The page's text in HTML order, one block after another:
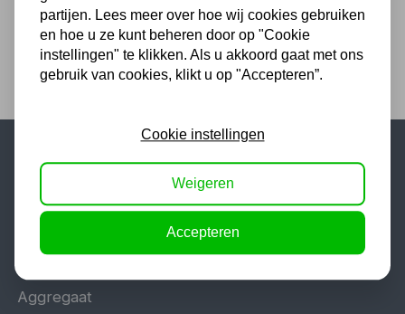
Populaire categorieën
Werkplaatsinrichting
Tig lasapparaat
Aggregaat
partijen. Lees meer over hoe wij cookies gebruiken
en hoe u ze kunt beheren door op "Cookie
instellingen" te klikken. Als u akkoord gaat met ons
gebruik van cookies, klikt u op "Accepteren”.
Cookie instellingen
Weigeren
Accepteren